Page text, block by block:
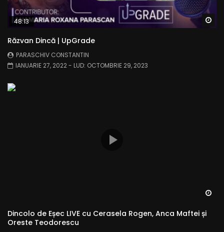
48:13
Răzvan Dincă | UpGrade
PARASCHIV CONSTANTIN
IANUARIE 27, 2022- LUD: OCTOMBRIE 29, 2023
Dincolo de Eșec LIVE cu Cerasela Rogen, Anca Maftei și
Oreste Teodorescu